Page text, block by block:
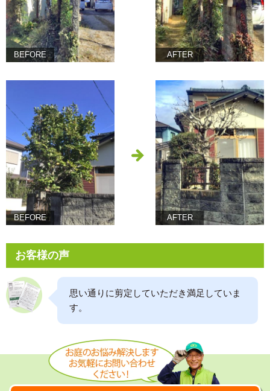
BEFORE AFTER
BEFORE AFTER
お客様の声
思い通りに剪定していただき満足していま
す。